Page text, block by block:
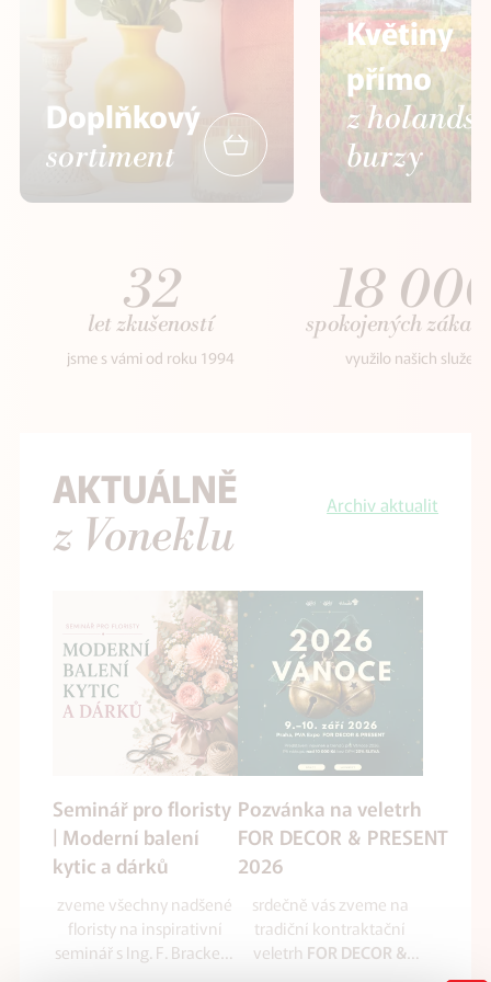
Doplňkový
sortiment
Květiny
přímo
z
burzy
32
let zkušeností
jsme s vámi od roku 1994
18
spokojených
využilo našich služeb
AKTUÁLNĚ
z Voneklu
Archiv aktualit
Seminář pro floristy
| Moderní balení
kytic a dárků
zveme všechny nadšené
floristy na inspirativní
seminář s Ing. F. Brackem
Pozvánka na veletrh
FOR DECOR & PRESENT
2026
srdečně vás zveme na
tradiční kontraktační
veletrh FOR DECOR &